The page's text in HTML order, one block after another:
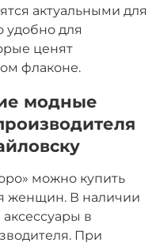
актуальными для
удобно для
ценят
флаконе.
модные
можно купить
женщин. В наличии
в
При